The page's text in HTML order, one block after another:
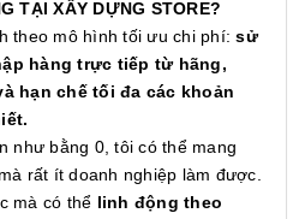
TẠI XÂY DỰNG STORE?
theo mô hình tối ưu chi phí:sử
hàng trực tiếp từ hãng,
hạn chế tối đa các khoản
như bằng 0, tôi có thể mang
rất ít doanh nghiệp làm được.
mà có thể linh động theo